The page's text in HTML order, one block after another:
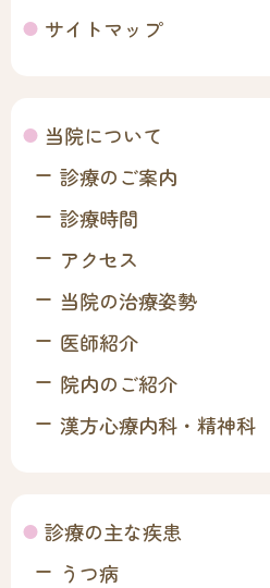
サイトマップ
当院について
診療のご案内
診療時間
アクセス
当院の治療姿勢
医師紹介
院内のご紹介
漢方心療内科・精神科
診療の主な疾患
うつ病